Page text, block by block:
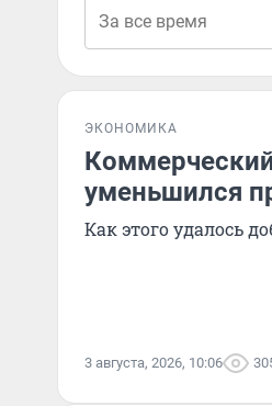
ЭКОНОМИКА
уменьшился
Как этого удалось
3 августа, 2026, 10:06